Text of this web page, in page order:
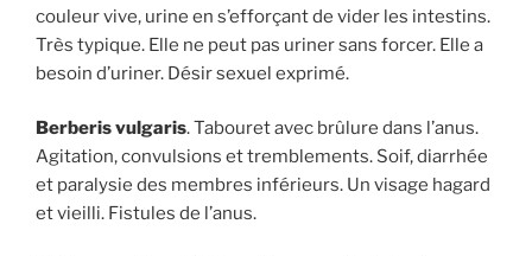
couleur vive, urine en s’efforçant de vider les intestins.
Très typique. Elle ne peut pas uriner sans forcer. Elle a
besoin d’uriner. Désir sexuel exprimé.
Berberis vulgaris. Tabouret avec brûlure dans l’anus.
Agitation, convulsions et tremblements. Soif, diarrhée
et paralysie des membres inférieurs. Un visage hagard
et vieilli. Fistules de l’anus.